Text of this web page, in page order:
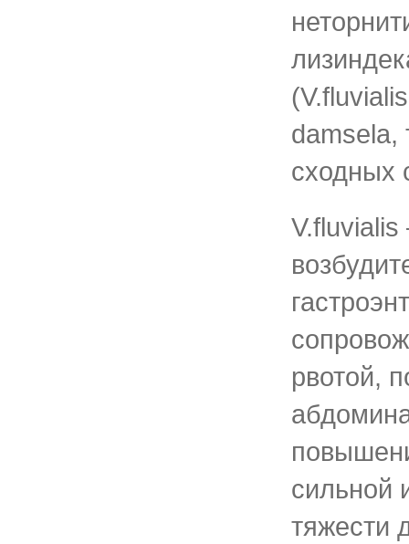
damsela,
сходных
рвотой,
сильной
тяжести